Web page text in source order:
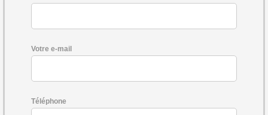
Votre e-mail
Téléphone